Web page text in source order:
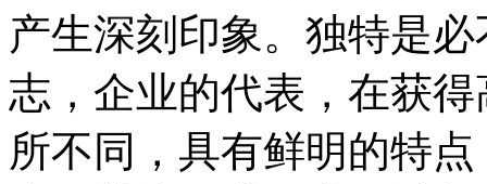
产生深刻印象。独特是
志，企业的代表，在获
所不同，具有鲜明的特